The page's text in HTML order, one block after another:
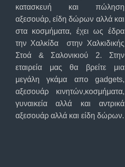
κατασκευή και πώληση
αξεσουάρ, είδη δώρων αλλά και
στα κοσμήματα, έχει ως έδρα
την Χαλκίδα στην Χαλκιδικής
Στοά & Σαλονικιού 2. Στην
εταιρεία μας θα βρείτε μια
μεγάλη γκάμα απο gadgets,
αξεσουάρ κινητών,κοσμήματα,
γυναικεία αλλά και αντρικά
αξεσουάρ αλλά και είδη δώρων.